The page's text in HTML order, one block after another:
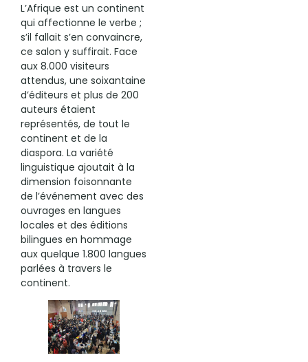
L’Afrique est un continent
qui affectionne le verbe ;
s’il fallait s’en convaincre,
ce salon y suffirait. Face
aux 8.000 visiteurs
attendus, une soixantaine
d’éditeurs et plus de 200
auteurs étaient
représentés, de tout le
continent et de la
diaspora. La variété
linguistique ajoutait à la
dimension foisonnante
de l’événement avec des
ouvrages en langues
locales et des éditions
bilingues en hommage
aux quelque 1.800 langues
parlées à travers le
continent.